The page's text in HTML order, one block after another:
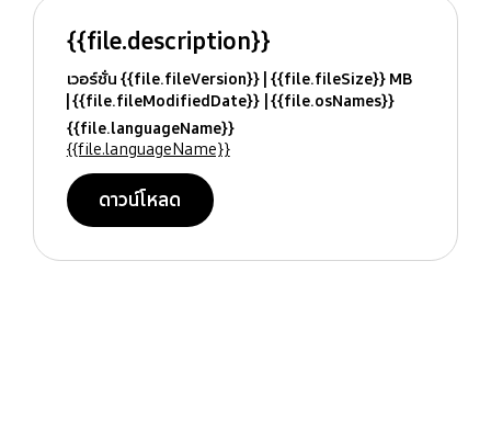
{{file.description}}
เวอร์ชั่น {{file.fileVersion}} {{file.fileSize}} MB
{{file.fileModifiedDate}} {{file.osNames}}
{{file.languageName}}
{{file.languageName}}
ดาวน์โหลด